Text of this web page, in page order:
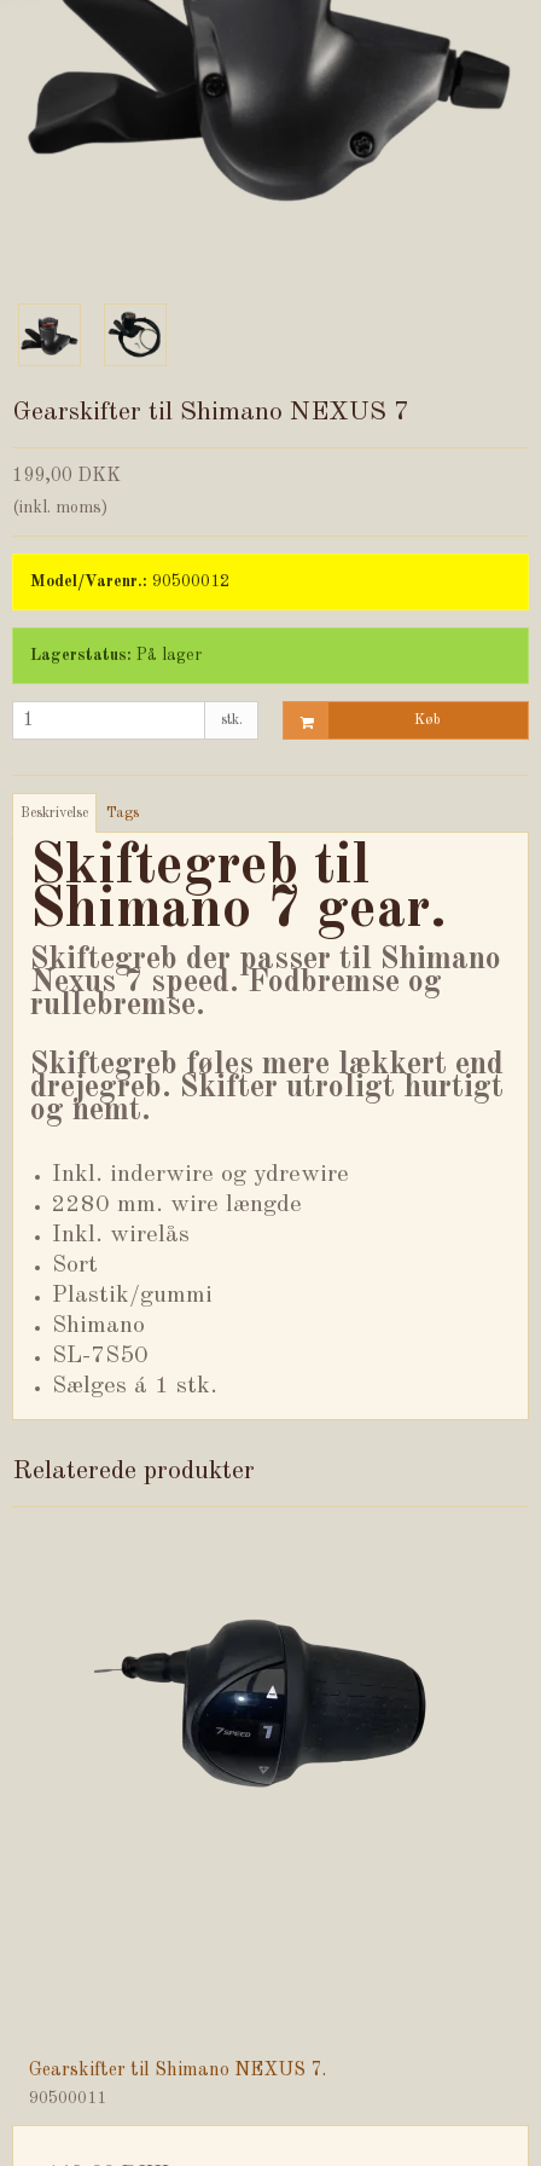
Gearskifter til Shimano NEXUS 7
199,00 DKK
(inkl. moms)
Model/Varenr.: 90500012
Lagerstatus: På lager
stk. Køb
Beskrivelse Tags
Skiftegreb til
Shimano 7 gear.
Skiftegreb der passer til Shimano
Nexus 7 speed. Fodbremse og
rullebremse.
Skiftegreb føles mere lækkert end
drejegreb. Skifter utroligt hurtigt
og nemt.
Inkl. inderwire og ydrewire
2280 mm. wire længde
Inkl. wirelås
Sort
Plastik/gummi
Shimano
SL-7S50
Sælges á 1 stk.
Relaterede produkter
Gearskifter til Shimano NEXUS 7.
90500011